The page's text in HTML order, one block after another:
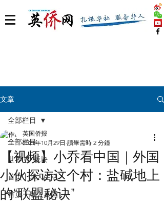
文章
全部栏目
世界 🌎 版块
首页丨华人生活
首页丨融入英国
全部栏目
【视频】小乔看中国｜外国
小伙探访这个村：盐碱地上
的“联盟秘诀”
英国侨报
2021年10月29日 讀畢需時 2 分鐘